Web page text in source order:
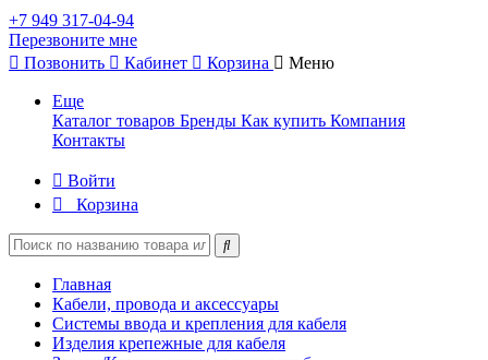
+7 949 317-04-94
Перезвоните мне
Позвонить
Кабинет Корзина Меню
Еще
Каталог товаров Бренды Как купить Компания
Контакты
Войти
Корзина
Главная
Кабели, провода и аксессуары
Системы ввода и крепления для кабеля
Изделия крепежные для кабеля